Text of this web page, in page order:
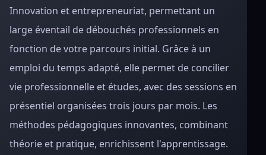
Innovation et entrepreneuriat, permettant un
large éventail de débouchés professionnels en
fonction de votre parcours initial. Grâce à un
emploi du temps adapté, elle permet de concilier
vie professionnelle et études, avec des sessions en
présentiel organisées trois jours par mois. Les
méthodes pédagogiques innovantes, combinant
théorie et pratique, enrichissent l'apprentissage.